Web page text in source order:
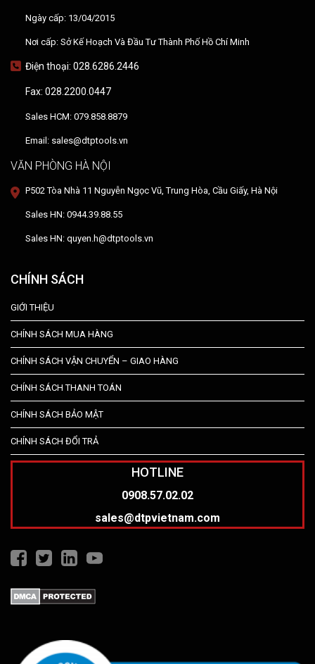
Ngày cấp: 13/04/2015
Nơi cấp: Sở Kế Hoạch Và Đầu Tư Thành Phố Hồ Chí Minh
Điện thoại: 028.6286.2446
Fax: 028.2200.0447
Sales HCM: 079.858.8879
Email: sales@dtptools.vn
VĂN PHÒNG HÀ NỘI
P502 Tòa Nhà 11 Nguyễn Ngọc Vũ, Trung Hòa, Cầu Giấy, Hà Nội
Sales HN: 0944.39.88.55
Sales HN: quyen.h@dtptools.vn
CHÍNH SÁCH
GIỚI THIỆU
CHÍNH SÁCH MUA HÀNG
CHÍNH SÁCH VẬN CHUYỂN – GIAO HÀNG
CHÍNH SÁCH THANH TOÁN
CHÍNH SÁCH BẢO MẬT
CHÍNH SÁCH ĐỔI TRẢ
HOTLINE
0908.57.02.02
sales@dtpvietnam.com